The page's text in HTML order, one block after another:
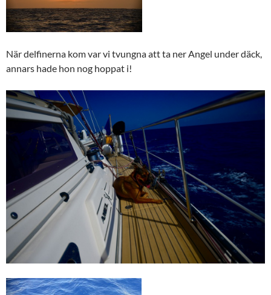
När delfinerna kom var vi tvungna att ta ner Angel under däck,
annars hade hon nog hoppat i!